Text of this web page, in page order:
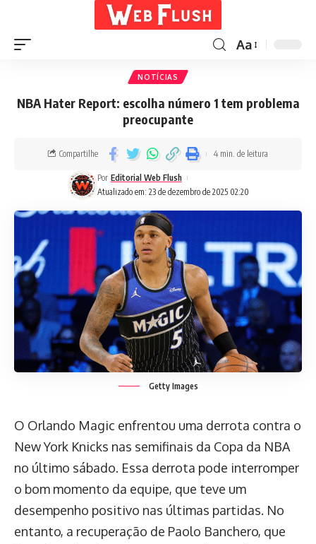
Aa
NOTÍCIAS
NBA Hater Report: escolha número 1 tem problema
preocupante
Atualizado em: 23 de dezembro de 2025 02:20
Por Editorial Web Flush
Compartilhe 4 min. de leitura
Getty Images
O Orlando Magic enfrentou uma derrota contra o
New York Knicks nas semifinais da Copa da NBA
no último sábado. Essa derrota pode interromper
o bom momento da equipe, que teve um
desempenho positivo nas últimas partidas. No
entanto, a recuperação de Paolo Banchero, que